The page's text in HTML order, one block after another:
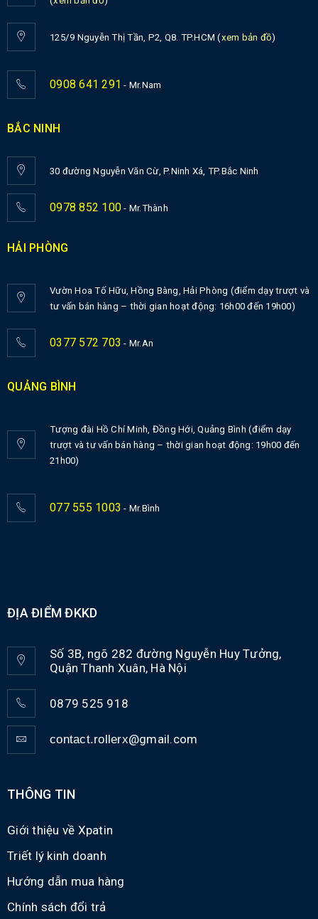
125/9 Nguyễn Thị Tần, P2, Q8. TP.HCM (xem bản đồ)
0908 641 291 - Mr.Nam
BẮC NINH
30 đường Nguyễn Văn Cừ, P.Ninh Xá, TP.Bắc Ninh
0978 852 100 - Mr.Thành
HẢI PHÒNG
Vườn Hoa Tố Hữu, Hồng Bàng, Hải Phòng (điểm dạy trượt và
tư vấn bán hàng – thời gian hoạt động: 16h00 đến 19h00)
0377 572 703 - Mr.An
QUẢNG BÌNH
Tượng đài Hồ Chí Minh, Đồng Hới, Quảng Bình (điểm dạy
trượt và tư vấn bán hàng – thời gian hoạt động: 19h00 đến
21h00)
077 555 1003 - Mr.Bình
ĐỊA ĐIỂM ĐKKD
Số 3B, ngõ 282 đường Nguyễn Huy Tưởng,
Quận Thanh Xuân, Hà Nội
0879 525 918
contact.rollerx@gmail.com
THÔNG TIN
Giới thiệu về Xpatin
Triết lý kinh doanh
Hướng dẫn mua hàng
Chính sách đổi trả